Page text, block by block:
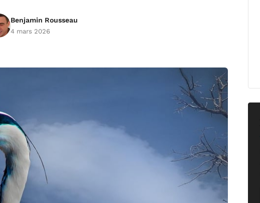
Benjamin Rousseau
4 mars 2026